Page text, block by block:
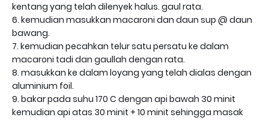
kentang yang telah dilenyek halus. gaul rata.
6. kemudian masukkan macaroni dan daun sup @ daun
bawang.
7. kemudian pecahkan telur satu persatu ke dalam
macaroni tadi dan gaullah dengan rata.
8. masukkan ke dalam loyang yang telah dialas dengan
aluminium foil.
9. bakar pada suhu 170 C dengan api bawah 30 minit
kemudian api atas 30 minit + 10 minit sehingga masak